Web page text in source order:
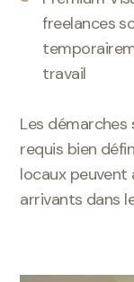
freelances
travail
Les
requis bien
locaux peuvent
arrivants dans